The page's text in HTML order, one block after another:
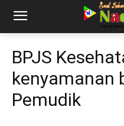
BPJS
kenyamanan
Pemudik